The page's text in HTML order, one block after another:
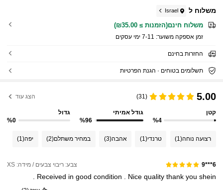
משלוח ל Israel
משלוח חינם(הזמנות ≥ ₪35.00)
זמן אספקה ​​משוער: 7-11 ימי עסקים
החזרות בחינם
תשלומים בטוחים · הגנת הפרטיות
5.00
(31) הצג עוד
קטן
%4
גודל אמיתי
%96
גדול
%0
רצועה נוחה(1) טרנדי(1) אהבה(3) במחיר משתלם(2) יפה(1)
6***9 צבע: ריבוי צבעים / מידה: XS
Received in good condition Nice quality thank you shein